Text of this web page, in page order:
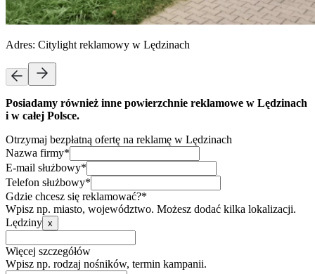
Adres: Citylight reklamowy w Lędzinach
Posiadamy również inne powierzchnie reklamowe w Lędzinach
i w całej Polsce.
Otrzymaj bezpłatną ofertę na reklamę w Lędzinach
Nazwa firmy*
E-mail służbowy*
Telefon służbowy*
Gdzie chcesz się reklamować?*
Wpisz np. miasto, województwo. Możesz dodać kilka lokalizacji.
Lędziny x
Więcej szczegółów
Wpisz np. rodzaj nośników, termin kampanii.